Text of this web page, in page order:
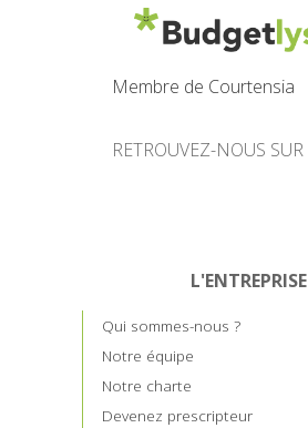
Membre de Courtensia
RETROUVEZ-NOUS SUR
L'ENTREPRISE
Qui sommes-nous ?
Notre équipe
Notre charte
Devenez prescripteur